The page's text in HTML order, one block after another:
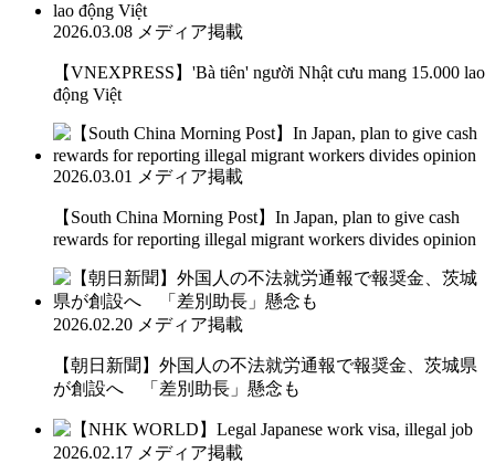
2026.03.08 メディア掲載
【VNEXPRESS】'Bà tiên' người Nhật cưu mang 15.000 lao
động Việt
2026.03.01 メディア掲載
【South China Morning Post】In Japan, plan to give cash
rewards for reporting illegal migrant workers divides opinion
2026.02.20 メディア掲載
【朝日新聞】外国人の不法就労通報で報奨金、茨城県
が創設へ 「差別助長」懸念も
2026.02.17 メディア掲載